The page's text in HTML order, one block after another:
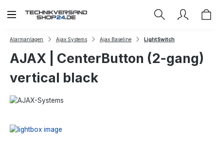
Zum Hauptinhalt springen
Alarmanlagen Ajax Systems Ajax Baseline LightSwitch
AJAX | CenterButton (2-gang)
vertical black